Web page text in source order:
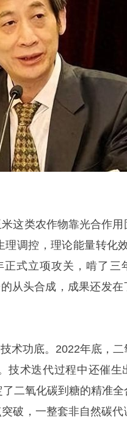
这类农作物靠光合作用
调控，理论能量转化
式立项攻关，啃了三
从头合成，成果还发在
术功底。2022年底，二
技术迭代过程中还催生
二氧化碳到糖的精准全
破，一整套非自然碳代